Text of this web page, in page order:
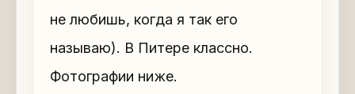
не любишь, когда я так его
называю). В Питере классно.
Фотографии ниже.